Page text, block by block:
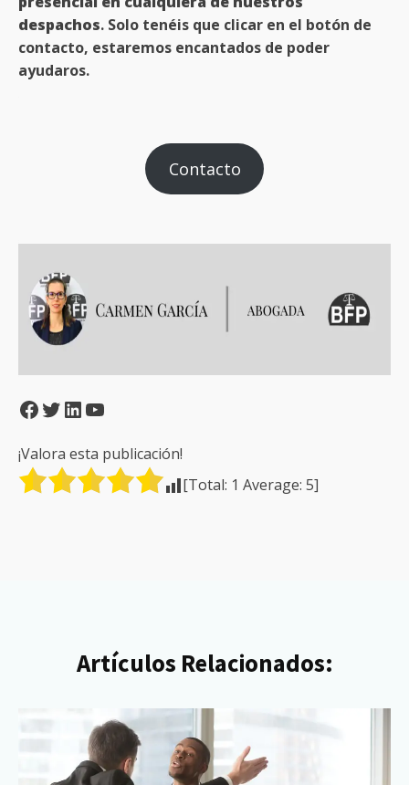
despachos. Solo tenéis que clicar en el botón de
contacto, estaremos encantados de poder
ayudaros.
Contacto
Facebook
Twitter
LinkedIn
YouTube
¡Valora esta publicación!
[Total: 1 Average: 5]
Artículos Relacionados: